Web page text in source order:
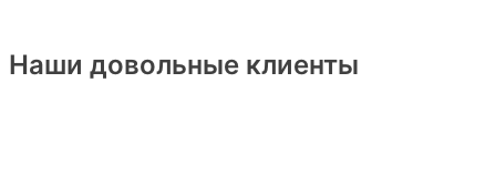
Наши довольные клиенты